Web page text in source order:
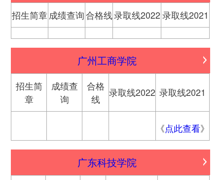
招生简章成绩查询合格线录取线2022录取线2021
广州工商学院
招生简
章
成绩查
询
合格
线
录取线2022 录取线2021
《点此查看》
广东科技学院